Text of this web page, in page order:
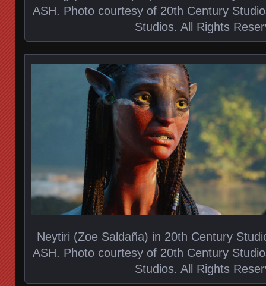
ASH. Photo courtesy of 20th Century
Studios. All Rights
Neytiri (Zoe Saldaña) in 20th Century
ASH. Photo courtesy of 20th Century
Studios. All Rights